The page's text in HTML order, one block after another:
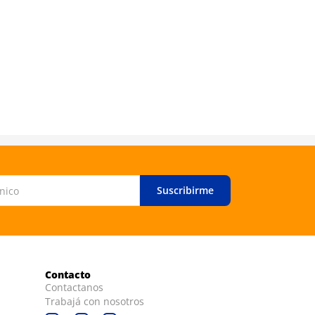
Suscribirme
Contacto
Contactanos
Trabajá con nosotros